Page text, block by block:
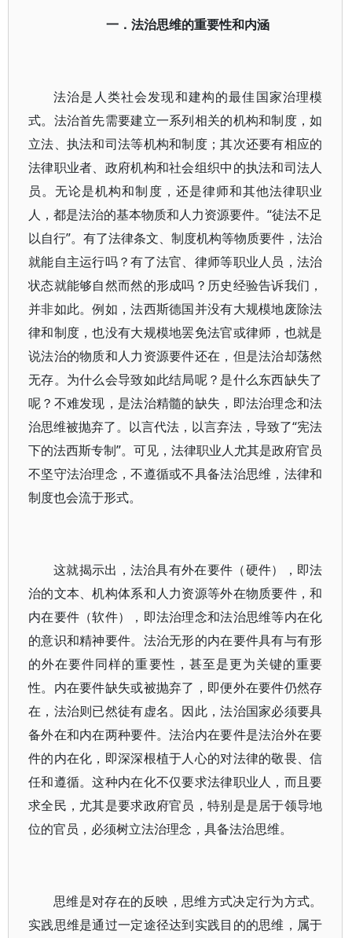
一．法治思维的重要性和内涵
法治是人类社会发现和建构的最佳国家治理模
式。法治首先需要建立一系列相关的机构和制度，如
立法、执法和司法等机构和制度；其次还要有相应的
法律职业者、政府机构和社会组织中的执法和司法人
员。无论是机构和制度，还是律师和其他法律职业
人，都是法治的基本物质和人力资源要件。“徒法不足
以自行”。有了法律条文、制度机构等物质要件，法治
就能自主运行吗？有了法官、律师等职业人员，法治
状态就能够自然而然的形成吗？历史经验告诉我们，
并非如此。例如，法西斯德国并没有大规模地废除法
律和制度，也没有大规模地罢免法官或律师，也就是
说法治的物质和人力资源要件还在，但是法治却荡然
无存。为什么会导致如此结局呢？是什么东西缺失了
呢？不难发现，是法治精髓的缺失，即法治理念和法
治思维被抛弃了。以言代法，以言弃法，导致了“宪法
下的法西斯专制”。可见，法律职业人尤其是政府官员
不坚守法治理念，不遵循或不具备法治思维，法律和
制度也会流于形式。
这就揭示出，法治具有外在要件（硬件），即法
治的文本、机构体系和人力资源等外在物质要件，和
内在要件（软件），即法治理念和法治思维等内在化
的意识和精神要件。法治无形的内在要件具有与有形
的外在要件同样的重要性，甚至是更为关键的重要
性。内在要件缺失或被抛弃了，即便外在要件仍然存
在，法治则已然徒有虚名。因此，法治国家必须要具
备外在和内在两种要件。法治内在要件是法治外在要
件的内在化，即深深根植于人心的对法律的敬畏、信
任和遵循。这种内在化不仅要求法律职业人，而且要
求全民，尤其是要求政府官员，特别是是居于领导地
位的官员，必须树立法治理念，具备法治思维。
思维是对存在的反映，思维方式决定行为方式。
实践思维是通过一定途径达到实践目的的思维，属于